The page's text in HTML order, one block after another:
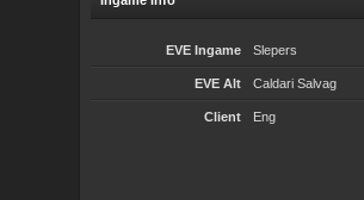
EVE Ingame Slepers
EVE Alt Caldari Salvag
Client Eng